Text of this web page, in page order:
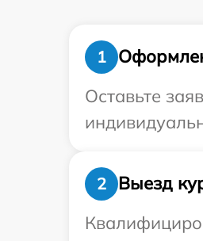
1
Оставьте
2
Выезд